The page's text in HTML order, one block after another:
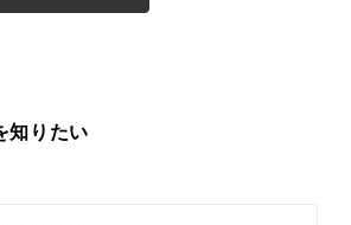
知りたい